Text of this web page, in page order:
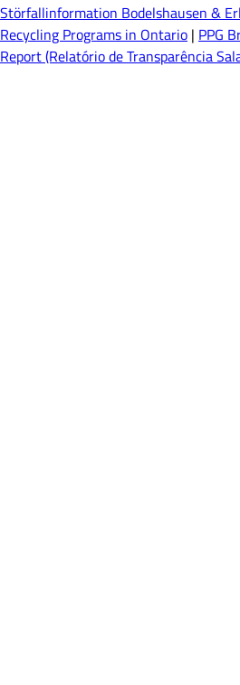
Störfallinformation Bodelshausen &
Recycling Programs in Ontario | PPG
Report (Relatório de Transparência